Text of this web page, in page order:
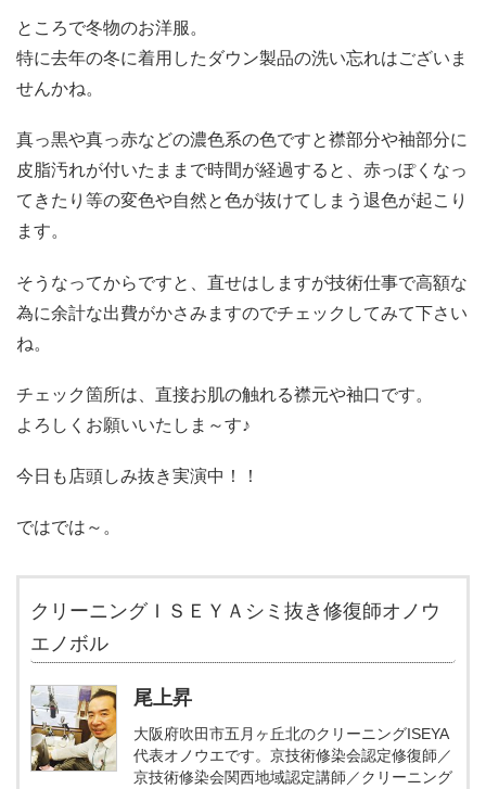
ところで冬物のお洋服。
特に去年の冬に着用したダウン製品の洗い忘れはございま
せんかね。
真っ黒や真っ赤などの濃色系の色ですと襟部分や袖部分に
皮脂汚れが付いたままで時間が経過すると、赤っぽくなっ
てきたり等の変色や自然と色が抜けてしまう退色が起こり
ます。
そうなってからですと、直せはしますが技術仕事で高額な
為に余計な出費がかさみますのでチェックしてみて下さい
ね。
チェック箇所は、直接お肌の触れる襟元や袖口です。
よろしくお願いいたしま～す♪
今日も店頭しみ抜き実演中！！
ではでは～。
クリーニングＩＳＥＹＡシミ抜き修復師オノウ
エノボル
尾上昇
大阪府吹田市五月ヶ丘北のクリーニングISEYA
代表オノウエです。京技術修染会認定修復師／
京技術修染会関西地域認定講師／クリーニング